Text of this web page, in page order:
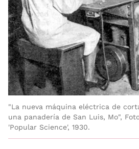
"La nueva máquina eléctrica de
una panadería de San Luis, Mo",
'Popular Science', 1930.